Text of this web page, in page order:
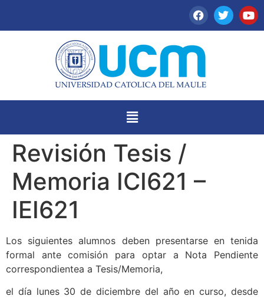
Revisión Tesis /
Memoria ICI621 –
IEI621
Los siguientes alumnos deben presentarse en tenida
formal ante comisión para optar a Nota Pendiente
correspondientea a Tesis/Memoria,
el día lunes 30 de diciembre del año en curso, desde